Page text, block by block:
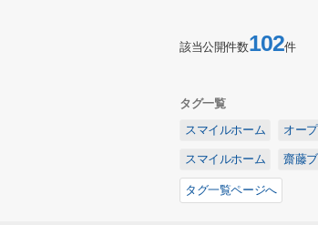
該当公開件数102件
タグ一覧
スマイルホーム
オー
スマイルホーム 齋藤
タグ一覧ページへ